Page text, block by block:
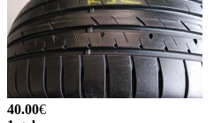
40.00€